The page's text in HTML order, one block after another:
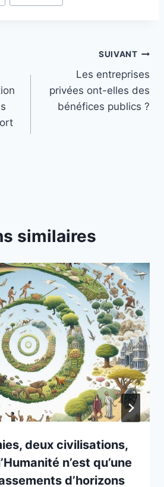
SUIVANT
Les entreprises
privées ont-elles des
bénéfices publics ?
similaires
deux civilisations,
n’est qu’une
d’horizons